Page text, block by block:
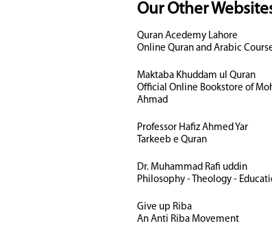
Our Other
Quran Acedemy Lahore
Online Quran and Arabic
Maktaba Khuddam ul Quran
Official Online Bookstore of
Ahmad
Professor Hafiz Ahmed Yar
Tarkeeb e Quran
Dr. Muhammad Rafi uddin
Philosophy - Theology -
Give up Riba
An Anti Riba Movement